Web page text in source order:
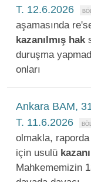
T. 12.6.2026
aşamasında
kazanılmış hak
duruşma
onları
Ankara BAM,
T. 11.6.2026
olmakla,
için usulü
Mahkememizin